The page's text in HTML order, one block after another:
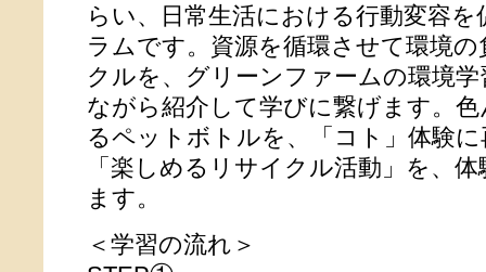
らい、日常生活における行動変容
ラムです。資源を循環させて環境
クルを、グリーンファームの環境
ながら紹介して学びに繋げます。
るペットボトルを、「コト」体験
「楽しめるリサイクル活動」を、
ます。
＜学習の流れ＞